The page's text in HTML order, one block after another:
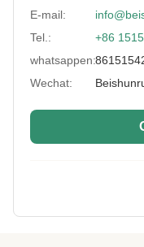
Lift Speed:
Mixing Chamber:
Rotating Speed: 4-40
35L/
Plc-
Warranty: 1 jaar
E-mail:
Tel.:
+86
whatsappen:
Wechat: